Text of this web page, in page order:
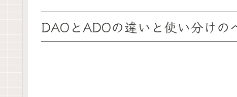
DAOとADOの違いと使い分けの